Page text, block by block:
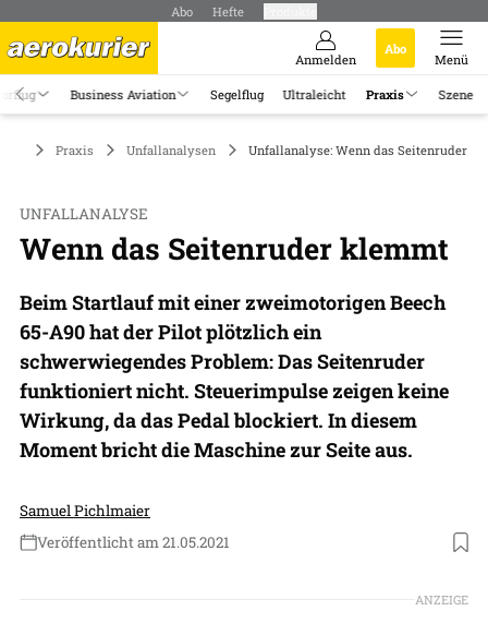
Abo Hefte
Anmelden
Abo
Menü
Business Aviation Segelflug Ultraleicht Praxis Szene
Praxis Unfallanalysen Unfallanalyse: Wenn das Seitenruder
UNFALLANALYSE
Wenn das Seitenruder klemmt
Beim Startlauf mit einer zweimotorigen Beech
65-A90 hat der Pilot plötzlich ein
schwerwiegendes Problem: Das Seitenruder
funktioniert nicht. Steuerimpulse zeigen keine
Wirkung, da das Pedal blockiert. In diesem
Moment bricht die Maschine zur Seite aus.
Samuel Pichlmaier
Veröffentlicht am 21.05.2021
Foto: Smithsonian National Air and Space Museum
ANZEIGE